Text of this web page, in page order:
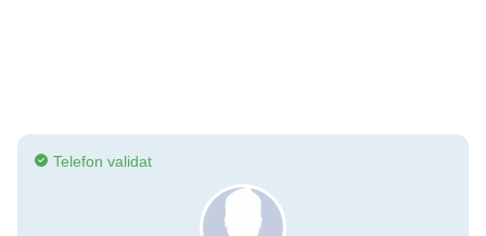
Telefon validat